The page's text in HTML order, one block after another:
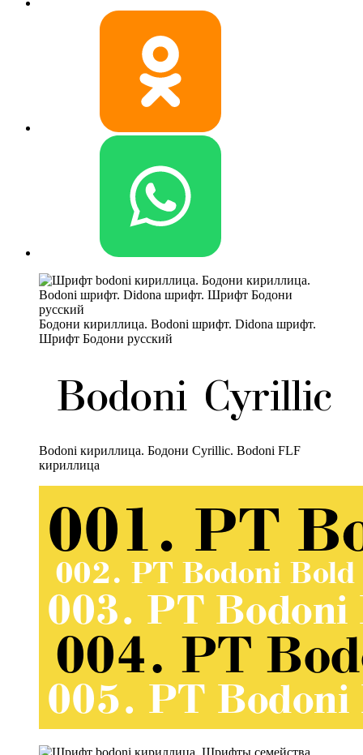
Бодони кириллица. Bodoni шрифт. Didona шрифт.
Шрифт Бодони русский
Bodoni кириллица. Бодони Cyrillic. Bodoni FLF
кириллица